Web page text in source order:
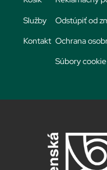
Služby
Kontakt
Odstúpiť od
Ochrana
Súbory cookie